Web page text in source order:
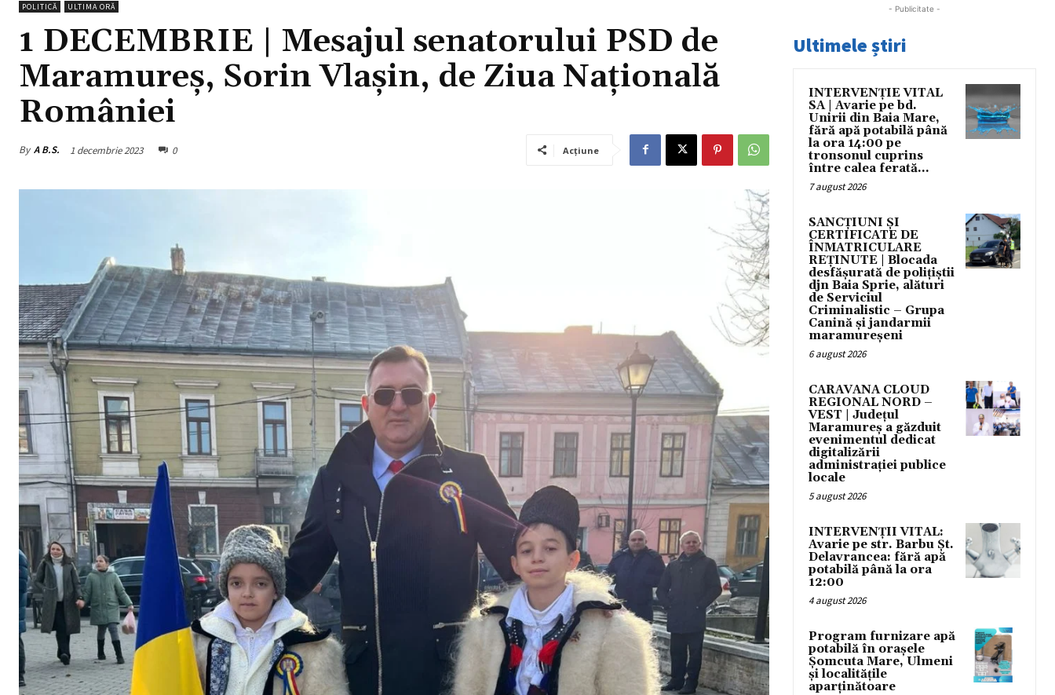
POLITICĂ ULTIMA ORĂ
1 DECEMBRIE | Mesajul senatorului PSD de
Maramureș, Sorin Vlașin, de Ziua Națională
României
By A B.S. 1 decembrie 2023 0 Acțiune
- Publicitate -
Ultimele știri
INTERVENȚIE VITAL
SA | Avarie pe bd.
Unirii din Baia Mare,
fără apă potabilă până
la ora 14:00 pe
tronsonul cuprins
între calea ferată...
7 august 2026
SANCȚIUNI ȘI
CERTIFICATE DE
ÎNMATRICULARE
REȚINUTE | Blocada
desfășurată de polițiștii
djn Baia Sprie, alături
de Serviciul
Criminalistic – Grupa
Canină și jandarmii
maramureșeni
6 august 2026
CARAVANA CLOUD
REGIONAL NORD –
VEST | Județul
Maramureș a găzduit
evenimentul dedicat
digitalizării
administrației publice
locale
5 august 2026
INTERVENȚII VITAL:
Avarie pe str. Barbu Șt.
Delavrancea: fără apă
potabilă până la ora
12:00
4 august 2026
Program furnizare apă
potabilă în orașele
Șomcuta Mare, Ulmeni
și localitățile
aparținătoare